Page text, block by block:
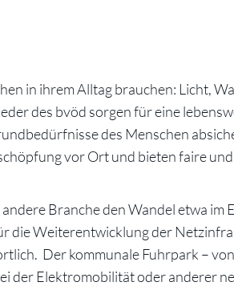
in ihrem Alltag brauchen: Licht,
des bvöd sorgen für eine
des Menschen
vor Ort und bieten faire
Branche den Wandel etwa im
die Weiterentwicklung der
Der kommunale Fuhrpark –
der Elektromobilität oder anderer